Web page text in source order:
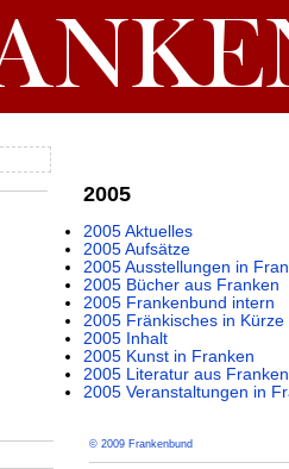
2005
2005 Aktuelles
2005 Aufsätze
2005 Ausstellungen in
2005 Bücher aus Franken
2005 Frankenbund intern
2005 Fränkisches in Kürze
2005 Inhalt
2005 Kunst in Franken
2005 Literatur aus Franken
2005 Veranstaltungen in
© 2009 Frankenbund